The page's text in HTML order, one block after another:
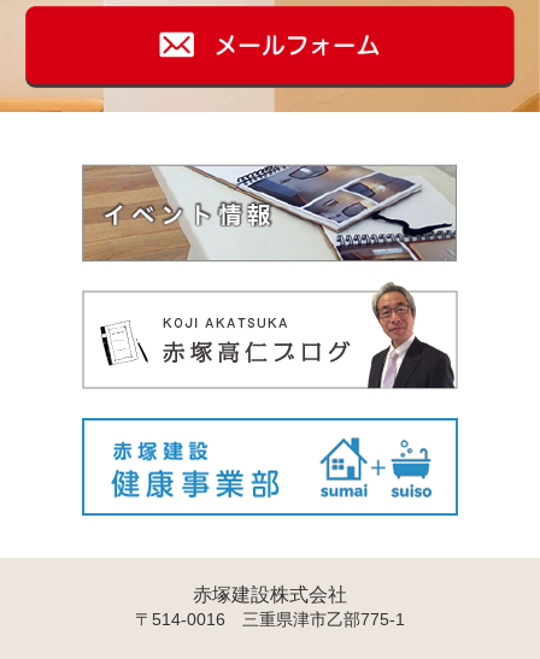
赤塚建設株式会社
〒514-0016 三重県津市乙部775-1